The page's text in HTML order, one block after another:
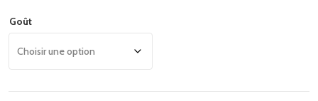
Goût